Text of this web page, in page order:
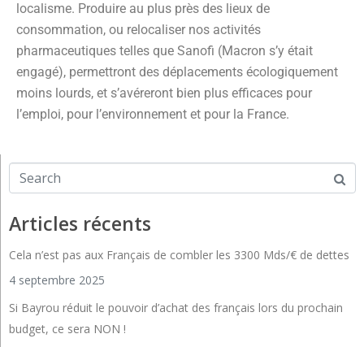
localisme. Produire au plus près des lieux de
consommation, ou relocaliser nos activités
pharmaceutiques telles que Sanofi (Macron s’y était
engagé), permettront des déplacements écologiquement
moins lourds, et s’avéreront bien plus efficaces pour
l’emploi, pour l’environnement et pour la France.
Articles récents
Cela n’est pas aux Français de combler les 3300 Mds/€ de dettes
4 septembre 2025
Si Bayrou réduit le pouvoir d’achat des français lors du prochain
budget, ce sera NON !